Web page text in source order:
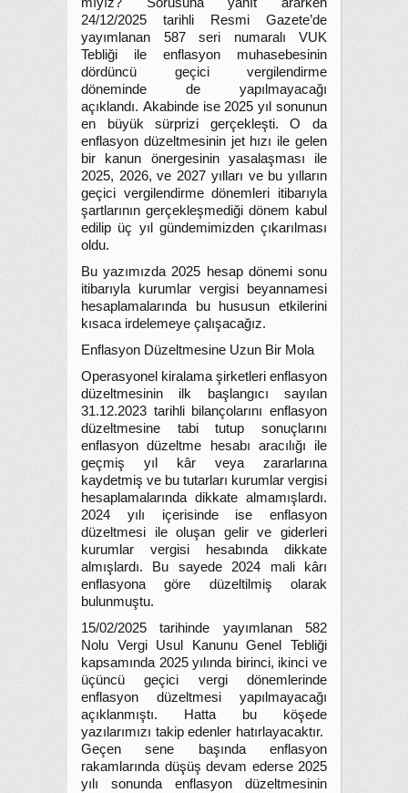
24/12/2025 tarihli Resmi Gazete’de
yayımlanan 587 seri numaralı VUK
Tebliği ile enflasyon muhasebesinin
dördüncü geçici vergilendirme
döneminde de yapılmayacağı
açıklandı. Akabinde ise 2025 yıl sonunun
en büyük sürprizi gerçekleşti. O da
enflasyon düzeltmesinin jet hızı ile gelen
bir kanun önergesinin yasalaşması ile
2025, 2026, ve 2027 yılları ve bu yılların
geçici vergilendirme dönemleri itibarıyla
şartlarının gerçekleşmediği dönem kabul
edilip üç yıl gündemimizden çıkarılması
oldu.
Bu yazımızda 2025 hesap dönemi sonu
itibarıyla kurumlar vergisi beyannamesi
hesaplamalarında bu hususun etkilerini
kısaca irdelemeye çalışacağız.
Enflasyon Düzeltmesine Uzun Bir Mola
Operasyonel kiralama şirketleri enflasyon
düzeltmesinin ilk başlangıcı sayılan
31.12.2023 tarihli bilançolarını enflasyon
düzeltmesine tabi tutup sonuçlarını
enflasyon düzeltme hesabı aracılığı ile
geçmiş yıl kâr veya zararlarına
kaydetmiş ve bu tutarları kurumlar vergisi
hesaplamalarında dikkate almamışlardı.
2024 yılı içerisinde ise enflasyon
düzeltmesi ile oluşan gelir ve giderleri
kurumlar vergisi hesabında dikkate
almışlardı. Bu sayede 2024 mali kârı
enflasyona göre düzeltilmiş olarak
bulunmuştu.
15/02/2025 tarihinde yayımlanan 582
Nolu Vergi Usul Kanunu Genel Tebliği
kapsamında 2025 yılında birinci, ikinci ve
üçüncü geçici vergi dönemlerinde
enflasyon düzeltmesi yapılmayacağı
açıklanmıştı. Hatta bu köşede
yazılarımızı takip edenler hatırlayacaktır.
Geçen sene başında enflasyon
rakamlarında düşüş devam ederse 2025
yılı sonunda enflasyon düzeltmesinin